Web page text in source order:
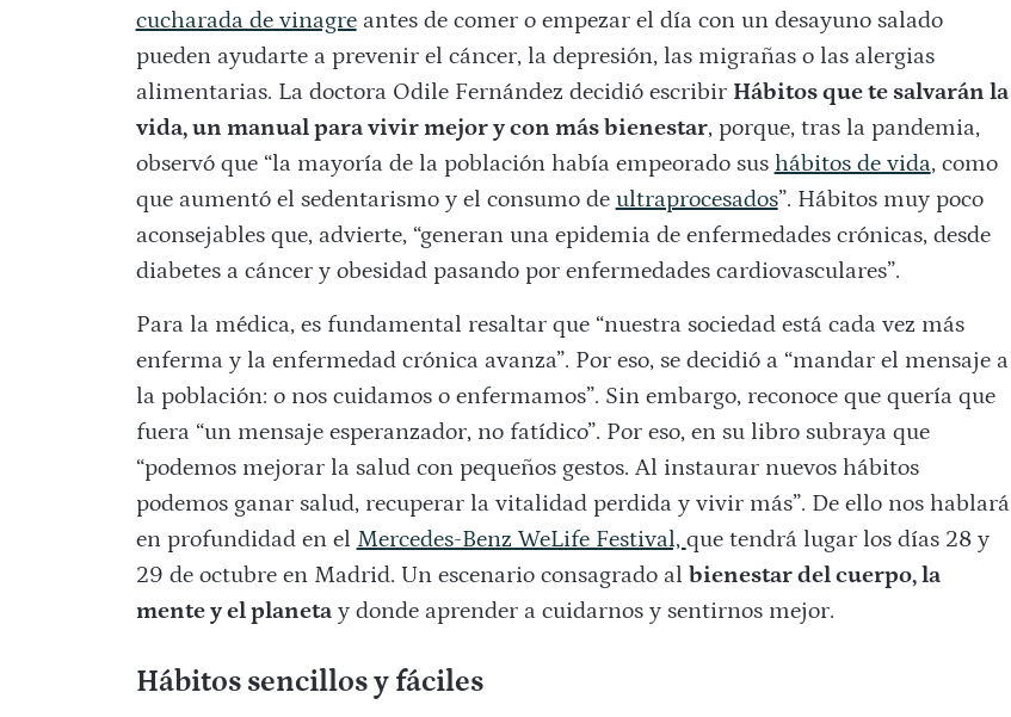
cucharada de vinagreantes de comer o empezar el día con un desayuno salado
pueden ayudarte a prevenir el cáncer, la depresión, las migrañas o las alergias
alimentarias. La doctora Odile Fernández decidió escribir Hábitos que te salvarán la
vida, un manual para vivir mejor y con más bienestar, porque, tras la pandemia,
observó que “la mayoría de la población había empeorado sus hábitos de vida, como
que aumentó el sedentarismo y el consumo de ultraprocesados”. Hábitos muy poco
aconsejables que, advierte, “generan una epidemia de enfermedades crónicas, desde
diabetes a cáncer y obesidad pasando por enfermedades cardiovasculares”.
Para la médica, es fundamental resaltar que “nuestra sociedad está cada vez más
enferma y la enfermedad crónica avanza”. Por eso, se decidió a “mandar el mensaje a
la población: o nos cuidamos o enfermamos”. Sin embargo, reconoce que quería que
fuera “un mensaje esperanzador, no fatídico”. Por eso, en su libro subraya que
“podemos mejorar la salud con pequeños gestos. Al instaurar nuevos hábitos
podemos ganar salud, recuperar la vitalidad perdida y vivir más”. De ello nos hablará
en profundidad en el Mercedes-Benz WeLife Festival, que tendrá lugar los días 28 y
29 de octubre en Madrid. Un escenario consagrado al bienestar del cuerpo, la
mente y el planetay donde aprender a cuidarnos y sentirnos mejor.
Hábitos sencillos y fáciles